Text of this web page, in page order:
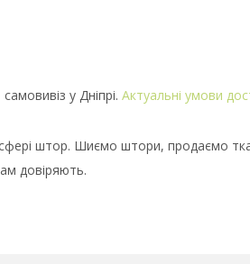
у Дніпрі. Актуальні умови
штор. Шиємо штори, продаємо
довіряють.